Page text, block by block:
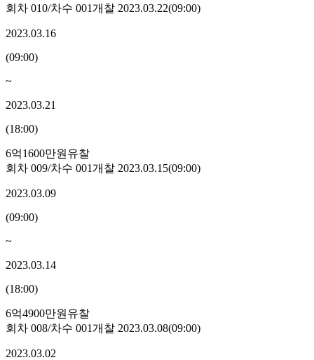
회차 010/차수 001개찰 2023.03.22(09:00)
2023.03.16
(09:00)
~
2023.03.21
(18:00)
6억1600만원 유찰
회차 009/차수 001개찰 2023.03.15(09:00)
2023.03.09
(09:00)
~
2023.03.14
(18:00)
6억4900만원 유찰
회차 008/차수 001개찰 2023.03.08(09:00)
2023.03.02